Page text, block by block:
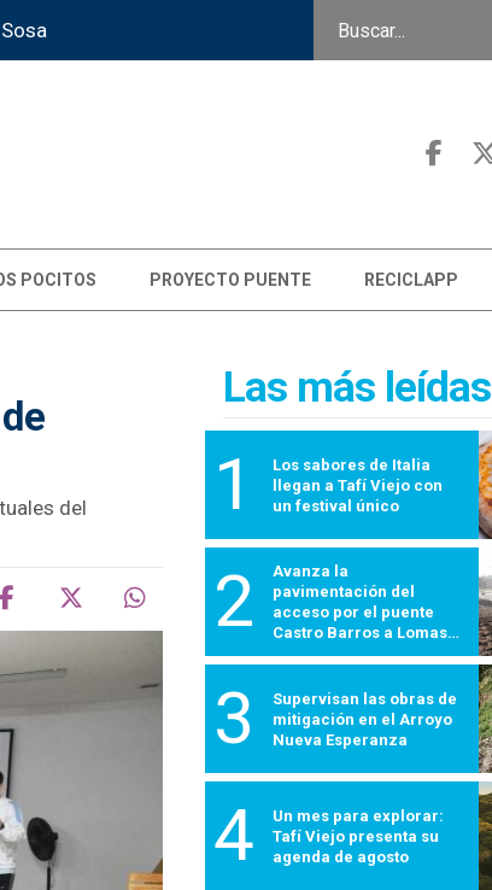
POCITOS PROYECTO PUENTE RECICLAPP
del
Las más leídas
1
Los sabores de Italia
llegan a Tafí Viejo con
un festival único
2
Avanza la
pavimentación del
acceso por el puente
Castro Barros a Lomas
600
3
Supervisan las obras de
mitigación en el Arroyo
Nueva Esperanza
4
Un mes para explorar:
Tafí Viejo presenta su
agenda de agosto